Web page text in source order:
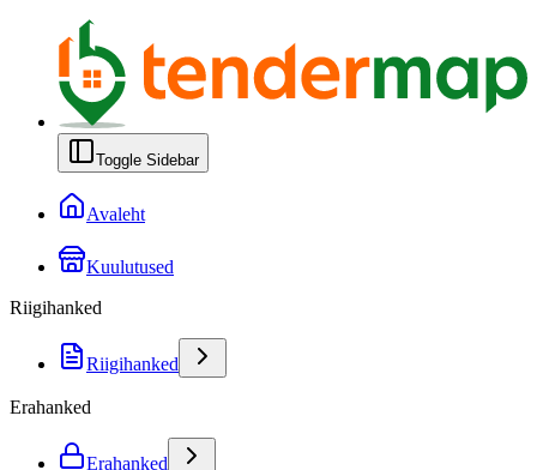
Toggle Sidebar
Avaleht
Kuulutused
Riigihanked
Riigihanked
Erahanked
Erahanked